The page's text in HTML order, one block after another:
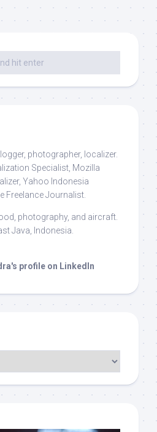
photographer, localizer.
Specialist, Mozilla
Yahoo Indonesia
Freelance Journalist.
photography, and aircraft.
Java, Indonesia.